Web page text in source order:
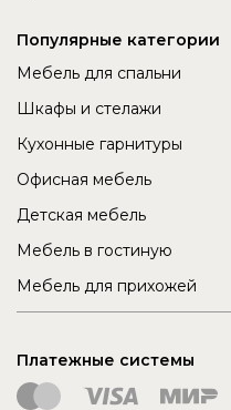
Популярные категории
Мебель для спальни
Шкафы и стелажи
Кухонные гарнитуры
Офисная мебель
Детская мебель
Мебель в гостиную
Мебель для прихожей
Платежные системы